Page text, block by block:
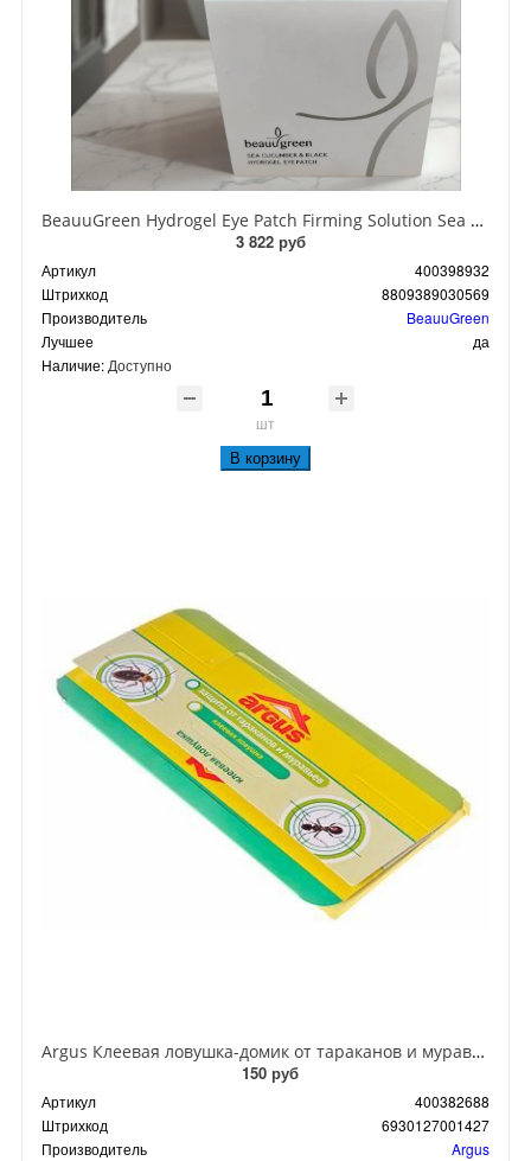
BeauuGreen Hydrogel Eye Patch Firming Solution Sea Cocumber & Black Гидрогелевые патчи для кожи вокруг глаз с экстрактом черного морского огурца 60 шт 90 гр
3 822 руб
Артикул
400398932
Штрихкод
8809389030569
Производитель
BeauuGreen
Лучшее
да
Наличие: Доступно
шт
В корзину
Argus Клеевая ловушка-домик от тараканов и муравьев
150 руб
Артикул
400382688
Штрихкод
6930127001427
Производитель
Argus